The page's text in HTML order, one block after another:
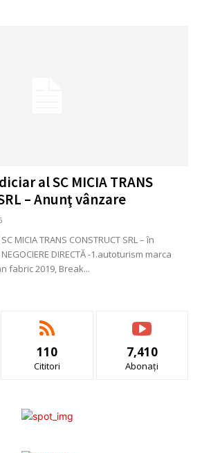
al SC MICIA TRANS
– Anunţ vânzare
MICIA TRANS CONSTRUCT SRL – în
DIRECTĂ -1.autoturism marca
fabric 2019, Break...
110
Cititori
7,410
Abonați